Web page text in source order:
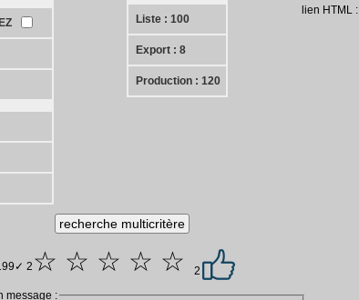
Liste : 100
Export : 8
Production : 120
lien HTML :
2 ☆ ☆ ☆ ☆ ☆
2
message :